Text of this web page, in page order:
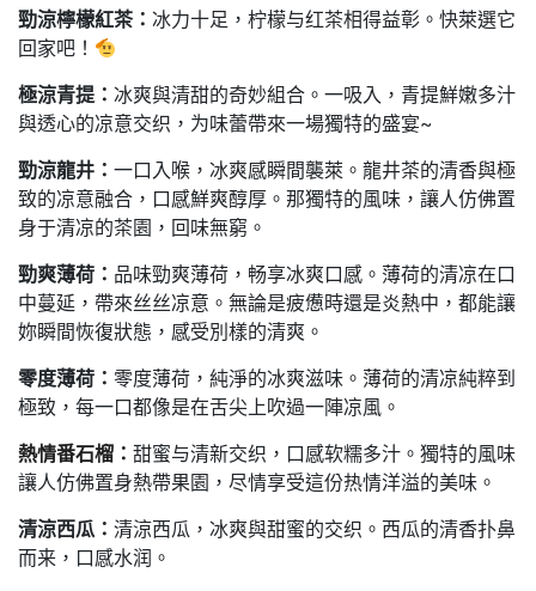
勁涼檸檬紅茶： 冰力十足，柠檬与红茶相得益彰。快萊選它
回家吧！
極涼青提： 冰爽與清甜的奇妙組合。一吸入，青提鮮嫩多汁
與透心的凉意交织，为味蕾帶來一場獨特的盛宴~
勁涼龍井： 一口入喉，冰爽感瞬間襲萊。龍井茶的清香與極
致的凉意融合，口感鮮爽醇厚。那獨特的風味，讓人仿佛置
身于清凉的茶園，回味無窮。
勁爽薄荷： 品味勁爽薄荷，畅享冰爽口感。薄荷的清凉在口
中蔓延，帶來丝丝凉意。無論是疲憊時還是炎熱中，都能讓
妳瞬間恢復狀態，感受別樣的清爽。
零度薄荷： 零度薄荷，純淨的冰爽滋味。薄荷的清凉純粹到
極致，每一口都像是在舌尖上吹過一陣凉風。
熱情番石榴 ： 甜蜜与清新交织，口感软糯多汁。獨特的風味
讓人仿佛置身熱帶果園，尽情享受這份热情洋溢的美味。
清涼西瓜： 清涼西瓜，冰爽與甜蜜的交织。西瓜的清香扑鼻
而来，口感水润。